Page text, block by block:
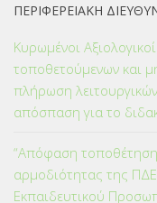
ΠΕΡΙΦΕΡΕΙΑΚΗ
Κυρωμένοι
τοποθετούμενων και
πλήρωση
απόσπαση για το
“Απόφαση
αρμοδιότητας της
Εκπαιδευτικού